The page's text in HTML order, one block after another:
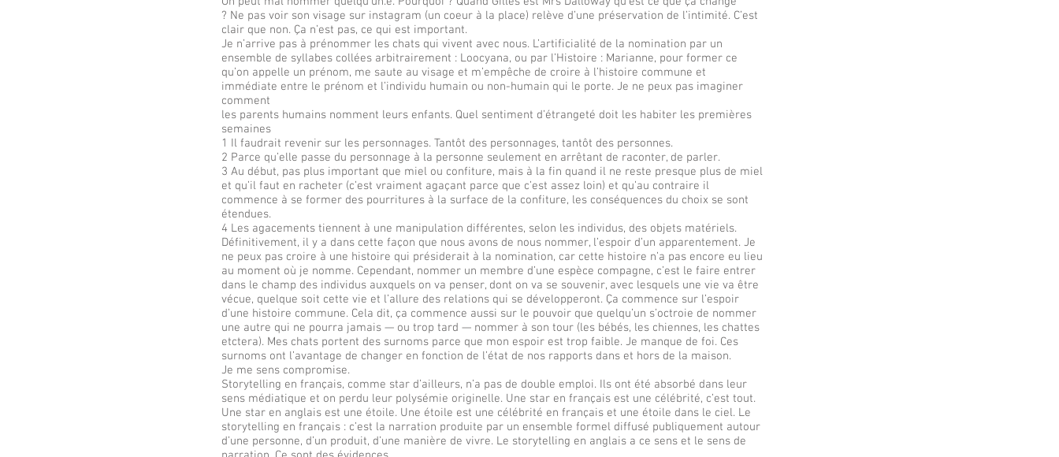
? Ne pas voir son visage sur instagram (un coeur à la place) relève d’une préservation de l’intimité. C’est
clair que non. Ça n’est pas, ce qui est important.
Je n’arrive pas à prénommer les chats qui vivent avec nous. L’artificialité de la nomination par un
ensemble de syllabes collées arbitrairement : Loocyana, ou par l’Histoire : Marianne, pour former ce
qu’on appelle un prénom, me saute au visage et m’empêche de croire à l’histoire commune et
immédiate entre le prénom et l’individu humain ou non-humain qui le porte. Je ne peux pas imaginer
comment
les parents humains nomment leurs enfants. Quel sentiment d’étrangeté doit les habiter les premières
semaines
1 Il faudrait revenir sur les personnages. Tantôt des personnages, tantôt des personnes.
2 Parce qu’elle passe du personnage à la personne seulement en arrêtant de raconter, de parler.
3 Au début, pas plus important que miel ou confiture, mais à la fin quand il ne reste presque plus de miel
et qu’il faut en racheter (c’est vraiment agaçant parce que c’est assez loin) et qu’au contraire il
commence à se former des pourritures à la surface de la confiture, les conséquences du choix se sont
étendues.
4 Les agacements tiennent à une manipulation différentes, selon les individus, des objets matériels.
Définitivement, il y a dans cette façon que nous avons de nous nommer, l’espoir d’un apparentement. Je
ne peux pas croire à une histoire qui présiderait à la nomination, car cette histoire n’a pas encore eu lieu
au moment où je nomme. Cependant, nommer un membre d’une espèce compagne, c’est le faire entrer
dans le champ des individus auxquels on va penser, dont on va se souvenir, avec lesquels une vie va être
vécue, quelque soit cette vie et l’allure des relations qui se développeront. Ça commence sur l’espoir
d’une histoire commune. Cela dit, ça commence aussi sur le pouvoir que quelqu’un s’octroie de nommer
une autre qui ne pourra jamais — ou trop tard — nommer à son tour (les bébés, les chiennes, les chattes
etctera). Mes chats portent des surnoms parce que mon espoir est trop faible. Je manque de foi. Ces
surnoms ont l’avantage de changer en fonction de l’état de nos rapports dans et hors de la maison.
Je me sens compromise.
Storytelling en français, comme star d’ailleurs, n’a pas de double emploi. Ils ont été absorbé dans leur
sens médiatique et on perdu leur polysémie originelle. Une star en français est une célébrité, c’est tout.
Une star en anglais est une étoile. Une étoile est une célébrité en français et une étoile dans le ciel. Le
storytelling en français : c’est la narration produite par un ensemble formel diffusé publiquement autour
d’une personne, d’un produit, d’une manière de vivre. Le storytelling en anglais a ce sens et le sens de